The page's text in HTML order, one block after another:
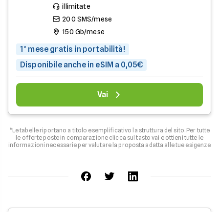
illimitate
200 SMS/mese
150 Gb/mese
1° mese gratis in portabilità!
Disponibile anche in eSIM a 0,05€
Vai
*Le tabelle riportano a titolo esemplificativo la struttura del sito. Per tutte
le offerte poste in comparazione clicca sul tasto vai e ottieni tutte le
informazioni necessarie per valutare la proposta adatta alle tue esigenze